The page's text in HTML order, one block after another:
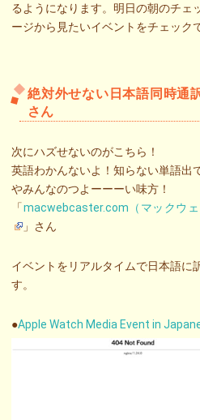
るようになります。明日の朝のチェ
ージから見たいイベントをチェック
絶対外せない日本語同時通
さん
次にハズせないのがこちら！
英語わかんないよ！知らない単語出
やみんなのつよーーーい味方！
「macwebcaster.com（マックウェ
」さん
イベントをリアルタイムで日本語に
す。
●Apple Watch Media Event in